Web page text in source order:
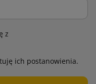
z
ich postanowienia.